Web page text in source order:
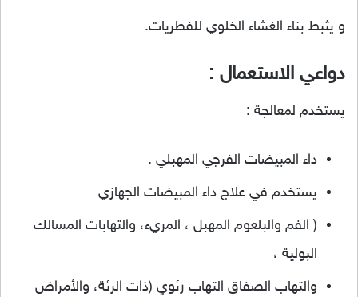
و يثبط بناء الغشاء الخلوي للفطريات.
دواعي الاستعمال :
يستخدم لمعالجة :
داء المبيضات الفرجي المهبلي .
يستخدم في علاج داء المبيضات الجهازي
( الفم والبلعوم المهبل ، المريء، والتهابات المسالك
البولية ،
والتهاب الصفاق التهاب رئوي (ذات الرئة، والأمراض